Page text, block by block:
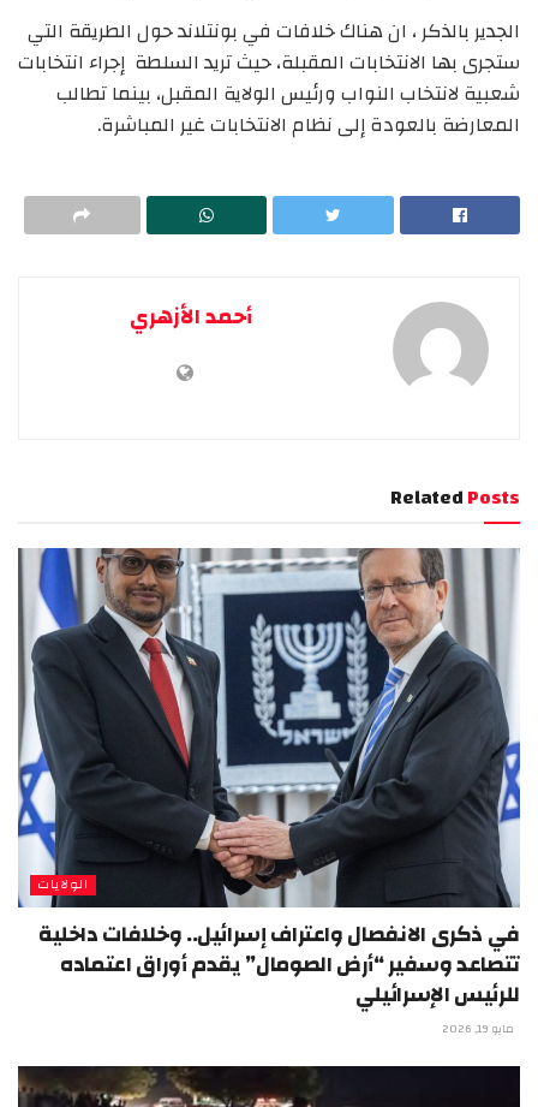
الجدير بالذكر ، ان هناك خلافات في بونتلاند حول الطريقة التي
ستجرى بها الانتخابات المقبلة، حيث تريد السلطة إجراء انتخابات
شعبية لانتخاب النواب ورئيس الولاية المقبل، بينما تطالب
المعارضة بالعودة إلى نظام الانتخابات غير المباشرة.
أحمد الأزهري
RelatedPosts
الولايات
في ذكرى الانفصال واعتراف إسرائيل.. وخلافات داخلية
تتصاعد وسفير “أرض الصومال” يقدم أوراق اعتماده
للرئيس الإسرائيلي
مايو 19, 2026